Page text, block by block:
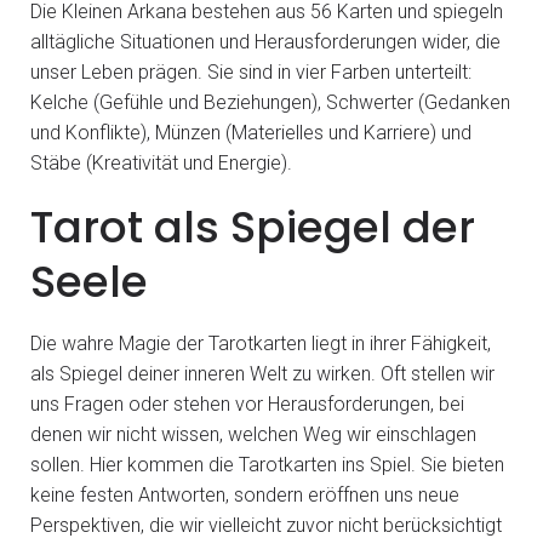
Die Kleinen Arkana bestehen aus 56 Karten und spiegeln
alltägliche Situationen und Herausforderungen wider, die
unser Leben prägen. Sie sind in vier Farben unterteilt:
Kelche (Gefühle und Beziehungen), Schwerter (Gedanken
und Konflikte), Münzen (Materielles und Karriere) und
Stäbe (Kreativität und Energie).
Tarot als Spiegel der
Seele
Die wahre Magie der Tarotkarten liegt in ihrer Fähigkeit,
als Spiegel deiner inneren Welt zu wirken. Oft stellen wir
uns Fragen oder stehen vor Herausforderungen, bei
denen wir nicht wissen, welchen Weg wir einschlagen
sollen. Hier kommen die Tarotkarten ins Spiel. Sie bieten
keine festen Antworten, sondern eröffnen uns neue
Perspektiven, die wir vielleicht zuvor nicht berücksichtigt